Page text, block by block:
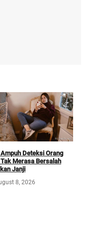
Deteksi Orang
Merasa Bersalah
Janji
8, 2026